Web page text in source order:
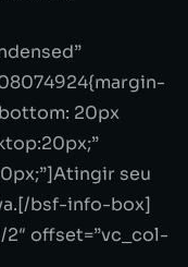
20px
seu
bsf-info-box]
offset=”vc_col-